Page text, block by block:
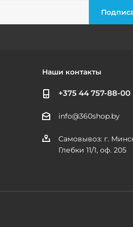
Наши контакты
+375 44 757-88-00
info@360shop.by
Самовывоз: г.
Глебки 11/1, оф. 205